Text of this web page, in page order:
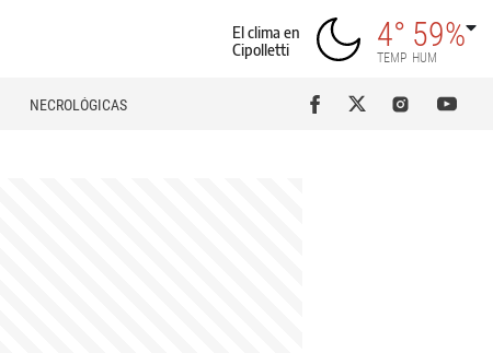
El clima en
Cipolletti
4°
TEMP
59%
HUM
NECROLÓGICAS